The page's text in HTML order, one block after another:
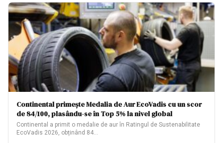
Continental primește Medalia de Aur EcoVadis cu un scor
de 84/100, plasându-se în Top 5% la nivel global
Continental a primit o medalie de aur în Ratingul de Sustenabilitate
EcoVadis 2026, obținând 84…